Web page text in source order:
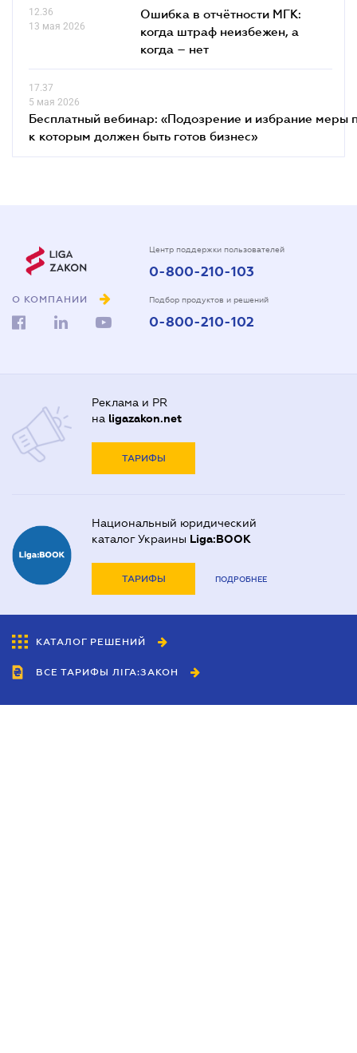
12.36
13 мая 2026
Ошибка в отчётности МГК:
когда штраф неизбежен, а
когда – нет
17.37
5 мая 2026
Бесплатный вебинар: «Подозрение и избрание меры
к которым должен быть готов бизнес»
О КОМПАНИИ
Центр поддержки пользователей
0-800-210-103
Подбор продуктов и решений
0-800-210-102
Реклама и PR
на ligazakon.net
ТАРИФЫ
Национальный юридический
каталог Украины Liga:BOOK
ТАРИФЫ ПОДРОБНЕЕ
КАТАЛОГ РЕШЕНИЙ
ВСЕ ТАРИФЫ ЛІГА:ЗАКОН